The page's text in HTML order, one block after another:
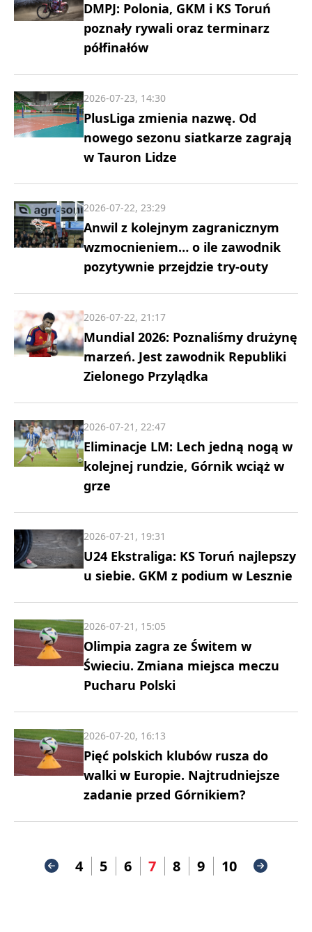
DMPJ: Polonia, GKM i KS Toruń
poznały rywali oraz terminarz
półfinałów
PlusLiga zmienia nazwę. Od
nowego sezonu siatkarze zagrają
w Tauron Lidze
2026-07-23, 14:30
Anwil z kolejnym zagranicznym
wzmocnieniem… o ile zawodnik
pozytywnie przejdzie try-outy
2026-07-22, 23:29
Mundial 2026: Poznaliśmy drużynę
marzeń. Jest zawodnik Republiki
Zielonego Przylądka
2026-07-22, 21:17
Eliminacje LM: Lech jedną nogą w
kolejnej rundzie, Górnik wciąż w
grze
2026-07-21, 22:47
U24 Ekstraliga: KS Toruń najlepszy
u siebie. GKM z podium w Lesznie
2026-07-21, 19:31
Olimpia zagra ze Świtem w
Świeciu. Zmiana miejsca meczu
Pucharu Polski
2026-07-21, 15:05
Pięć polskich klubów rusza do
walki w Europie. Najtrudniejsze
zadanie przed Górnikiem?
2026-07-20, 16:13
4 5 6 7 8 9 10